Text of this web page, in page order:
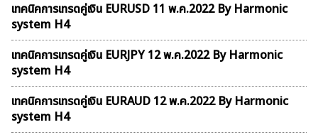
เทคนิคการเทรดคู่เงิน EURUSD 11 พ.ค.2022 By Harmonic
system H4
เทคนิคการเทรดคู่เงิน EURJPY 12 พ.ค.2022 By Harmonic
system H4
เทคนิคการเทรดคู่เงิน EURAUD 12 พ.ค.2022 By Harmonic
system H4